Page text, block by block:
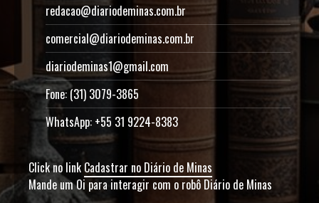
redacao@diariodeminas.com.br
comercial@diariodeminas.com.br
diariodeminas1@gmail.com
Fone: (31) 3079-3865
WhatsApp: +55 31 9224-8383
Click no link Cadastrar no Diário de Minas
Mande um Oi para interagir com o robô Diário de Minas